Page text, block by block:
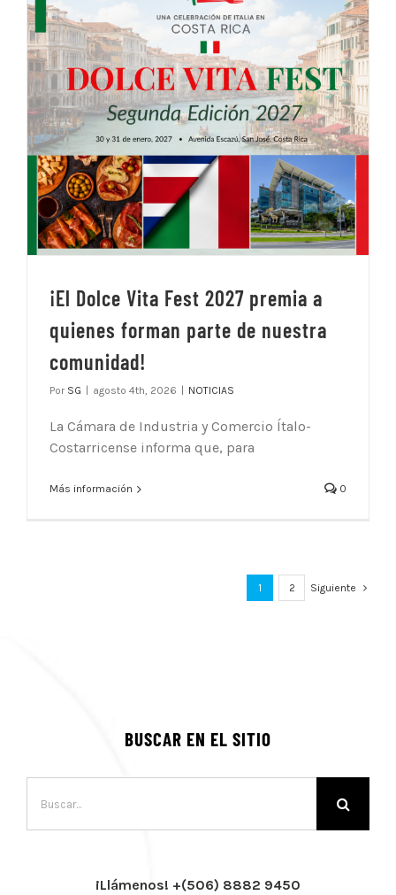
¡El Dolce Vita Fest 2027 premia a
quienes forman parte de nuestra
comunidad!
Por SG agosto 4th, 2026 NOTICIAS
La Cámara de Industria y Comercio Ítalo-
Costarricense informa que, para
Más información 0
1 2 Siguiente
BUSCAR EN EL SITIO
¡Llámenos! +(506) 8882 9450